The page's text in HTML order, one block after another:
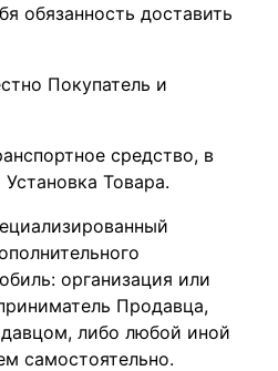
обязанность доставить
Покупатель и
средство, в
Товара.
организация или
Продавца,
либо любой иной
самостоятельно.